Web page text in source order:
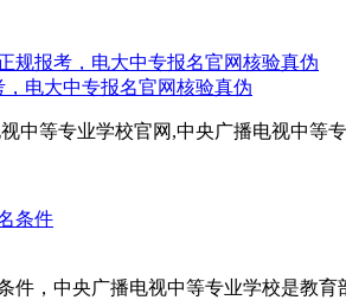
电大中专报名官网核验真伪
中等专业学校官网,中央广播电视中等
件，中央广播电视中等专业学校是教